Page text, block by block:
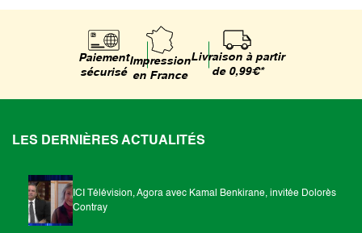
Paiement
sécurisé
Impression
en France
Livraison à partir
de 0,99€*
LES DERNIÈRES ACTUALITÉS
ICI Télévision, Agora avec Kamal Benkirane, invitée Dolorès
Contray